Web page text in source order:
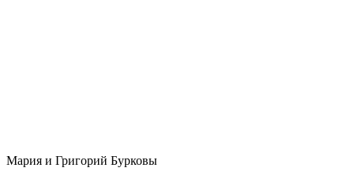
Мария и Григорий Бурковы